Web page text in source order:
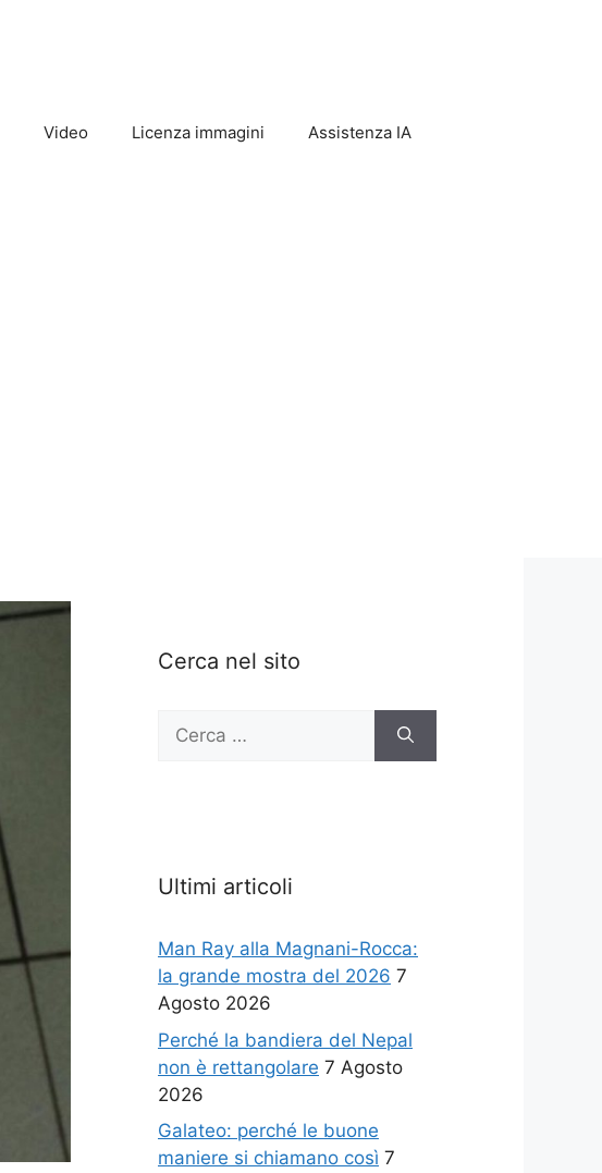
Video Licenza immagini Assistenza IA
Cerca nel sito
Ricerca
Ultimi articoli
Man Ray alla Magnani-Rocca:
la grande mostra del 2026 7
Agosto 2026
Perché la bandiera del Nepal
non è rettangolare 7 Agosto
2026
Galateo: perché le buone
maniere si chiamano così 7